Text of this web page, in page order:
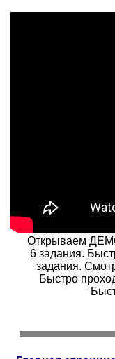
Открываем
6 задания.
задания.
Быстро